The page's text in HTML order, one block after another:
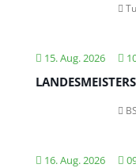
15. Aug. 2026
16. Aug. 2026